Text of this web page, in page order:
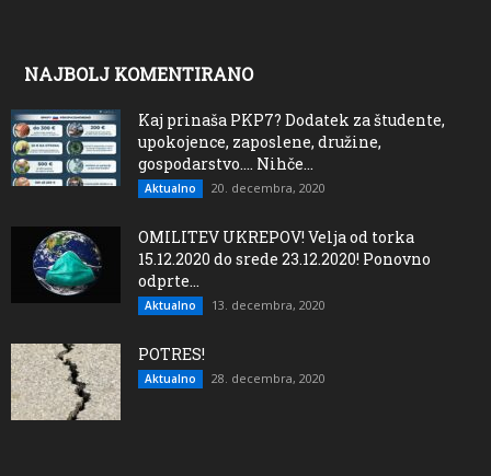
NAJBOLJ KOMENTIRANO
Kaj prinaša PKP7? Dodatek za študente,
upokojence, zaposlene, družine,
gospodarstvo…. Nihče...
Aktualno 20. decembra, 2020
OMILITEV UKREPOV! Velja od torka
15.12.2020 do srede 23.12.2020! Ponovno
odprte...
Aktualno 13. decembra, 2020
POTRES!
Aktualno 28. decembra, 2020